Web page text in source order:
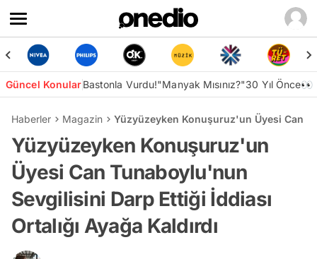
Güncel KonularBastonla Vurdu!"Manyak Mısınız?"30 Yıl Önce👀
Haberler Magazin Yüzyüzeyken Konuşuruz'un Üyesi Can
Yüzyüzeyken Konuşuruz'un
Üyesi Can Tunaboylu'nun
Sevgilisini Darp Ettiği İddiası
Ortalığı Ayağa Kaldırdı